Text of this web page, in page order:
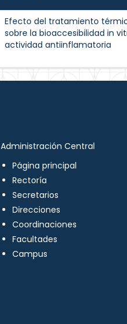
Efecto del tratamiento
sobre la bioaccesibilidad in
actividad antiinflamatoria
Administración Central
Página principal
Rectoría
Secretarios
Direcciones
Coordinaciones
Facultades
Campus